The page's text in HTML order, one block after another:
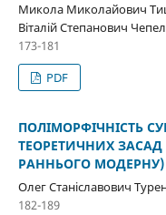
Микола Миколайович
Віталій Степанович
173-181
PDF
ПОЛІМОРФІЧНІСТЬ
ТЕОРЕТИЧНИХ
РАННЬОГО МОДЕРНУ)
Олег Станіславович
182-189